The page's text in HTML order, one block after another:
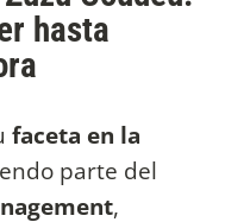
hasta
faceta en la
parte del
,